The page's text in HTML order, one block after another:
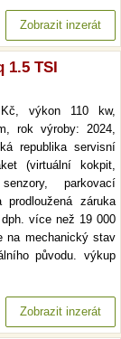
Zobrazit inzerát
1.5 TSI
výkon 110 kw,
rok výroby: 2024,
republika servisní
(virtuální kokpit,
parkovací
prodloužená záruka
více než 19 000
na mechanický stav
původu. výkup
Zobrazit inzerát